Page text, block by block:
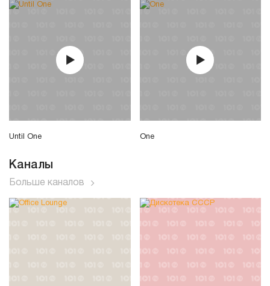
Until One One
Каналы
Больше каналов